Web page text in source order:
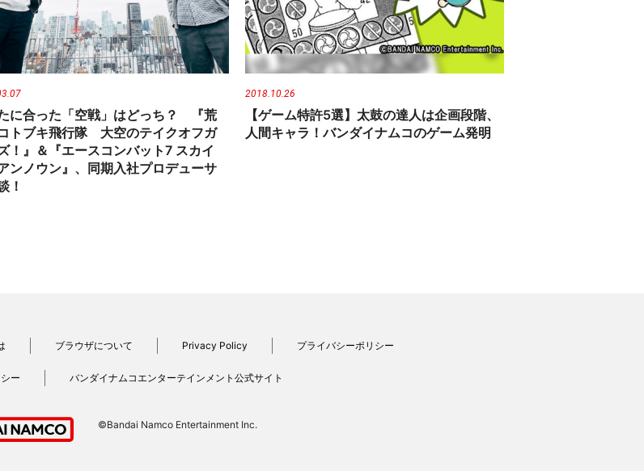
に合った「空戦」はどっち？ 『荒
トブキ飛行隊 大空のテイクオフガ
！』＆『エースコンバット7 スカイ
ンノウン』、同期入社プロデューサ
！
2018.10.26
【ゲーム特許5選】太鼓の達人は企画段階、
人間キャラ！バンダイナムコのゲーム発明
ブラウザについて Privacy Policy プライバシーポリシー
ー バンダイナムコエンターテインメント公式サイト
©Bandai Namco Entertainment Inc.